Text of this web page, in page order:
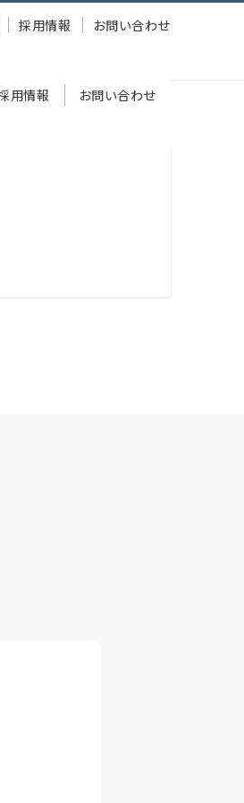
用情報 お問い合わせ
採用情報 お問い合わせ